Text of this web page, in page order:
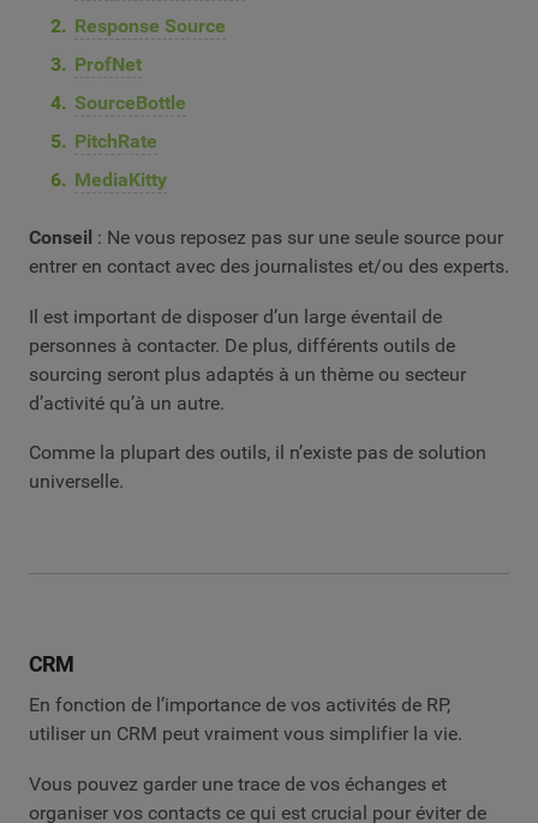
Response Source
ProfNet
SourceBottle
PitchRate
MediaKitty
Conseil : Ne vous reposez pas sur une seule source pour
entrer en contact avec des journalistes et/ou des experts.
Il est important de disposer d’un large éventail de
personnes à contacter. De plus, différents outils de
sourcing seront plus adaptés à un thème ou secteur
d’activité qu’à un autre.
Comme la plupart des outils, il n’existe pas de solution
universelle.
CRM
En fonction de l’importance de vos activités de RP,
utiliser un CRM peut vraiment vous simplifier la vie.
Vous pouvez garder une trace de vos échanges et
organiser vos contacts ce qui est crucial pour éviter de